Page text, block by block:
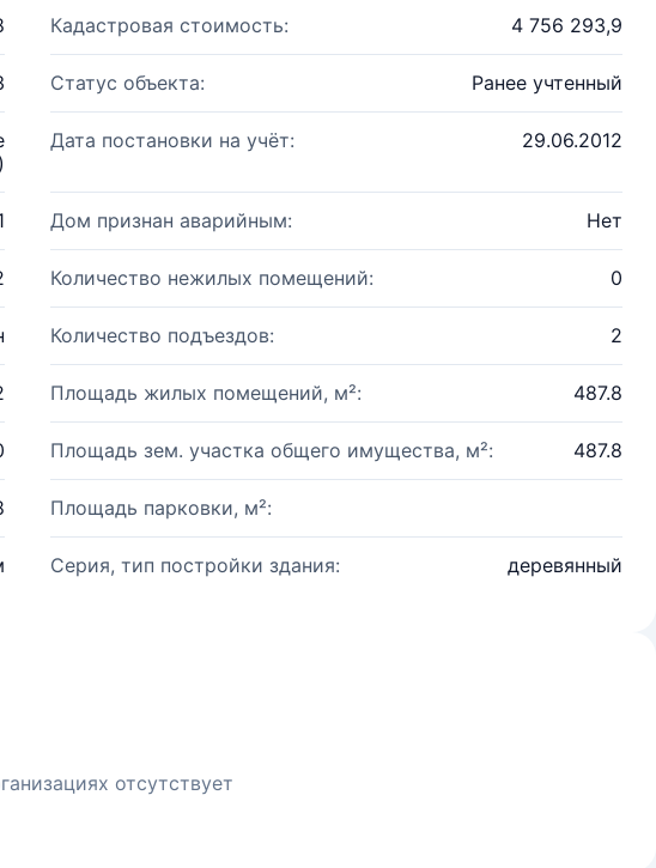
Кадастровая стоимость: 4 756 293,9
Статус объекта: Ранее учтенный
Дата постановки на учёт: 29.06.2012
Дом признан аварийным: Нет
Количество нежилых помещений: 0
Количество подъездов: 2
Площадь жилых помещений, м²: 487.8
Площадь зем. участка общего имущества, м²: 487.8
Площадь парковки, м²:
Серия, тип постройки здания: деревянный
отсутствует